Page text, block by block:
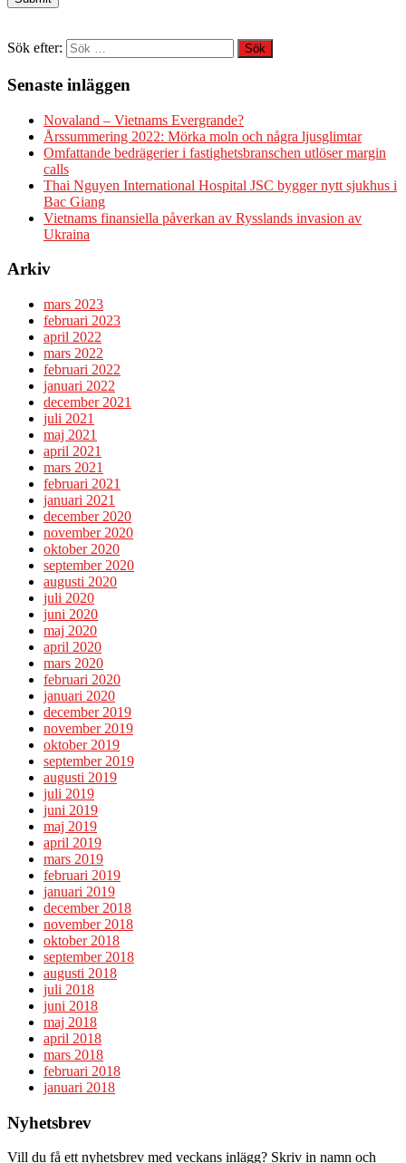
Sök efter:
Senaste inläggen
Novaland – Vietnams Evergrande?
Årssummering 2022: Mörka moln och några ljusglimtar
Omfattande bedrägerier i fastighetsbranschen utlöser margin
calls
Thai Nguyen International Hospital JSC bygger nytt sjukhus i
Bac Giang
Vietnams finansiella påverkan av Rysslands invasion av
Ukraina
Arkiv
mars 2023
februari 2023
april 2022
mars 2022
februari 2022
januari 2022
december 2021
juli 2021
maj 2021
april 2021
mars 2021
februari 2021
januari 2021
december 2020
november 2020
oktober 2020
september 2020
augusti 2020
juli 2020
juni 2020
maj 2020
april 2020
mars 2020
februari 2020
januari 2020
december 2019
november 2019
oktober 2019
september 2019
augusti 2019
juli 2019
juni 2019
maj 2019
april 2019
mars 2019
februari 2019
januari 2019
december 2018
november 2018
oktober 2018
september 2018
augusti 2018
juli 2018
juni 2018
maj 2018
april 2018
mars 2018
februari 2018
januari 2018
Nyhetsbrev
Vill du få ett nyhetsbrev med veckans inlägg? Skriv in namn och